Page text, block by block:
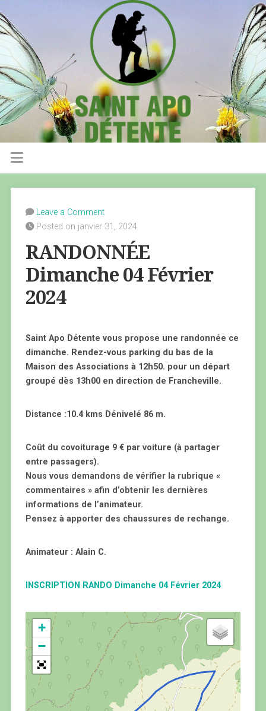
Leave a Comment
Posted on janvier 31, 2024
RANDONNÉE
Dimanche 04 Février
2024
Saint Apo Détente vous propose une randonnée ce
dimanche. Rendez-vous parking du bas de la
Maison des Associations à 12h50. pour un départ
groupé dès 13h00 en direction de Francheville.
Distance :10.4 kms Dénivelé 86 m.
Coût du covoiturage 9 € par voiture (à partager
entre passagers).
Nous vous demandons de vérifier la rubrique «
commentaires » afin d’obtenir les dernières
informations de l’animateur.
Pensez à apporter des chaussures de rechange.
Animateur : Alain C.
INSCRIPTION RANDO Dimanche 04 Février 2024
+
−